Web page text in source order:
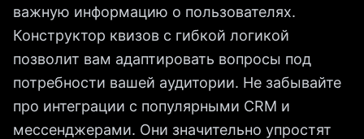
важную информацию о пользователях.
Конструктор квизов с гибкой логикой
позволит вам адаптировать вопросы под
потребности вашей аудитории. Не забывайте
про интеграции с популярными CRM и
мессенджерами. Они значительно упростят